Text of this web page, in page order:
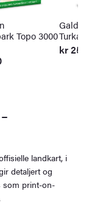
Topo 3000Turkart
kr259,00
landkart, i
detaljert og
som print-on-